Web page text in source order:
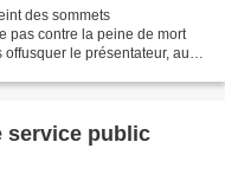
des sommets
pas contre la peine de mort
le présentateur, au
service public